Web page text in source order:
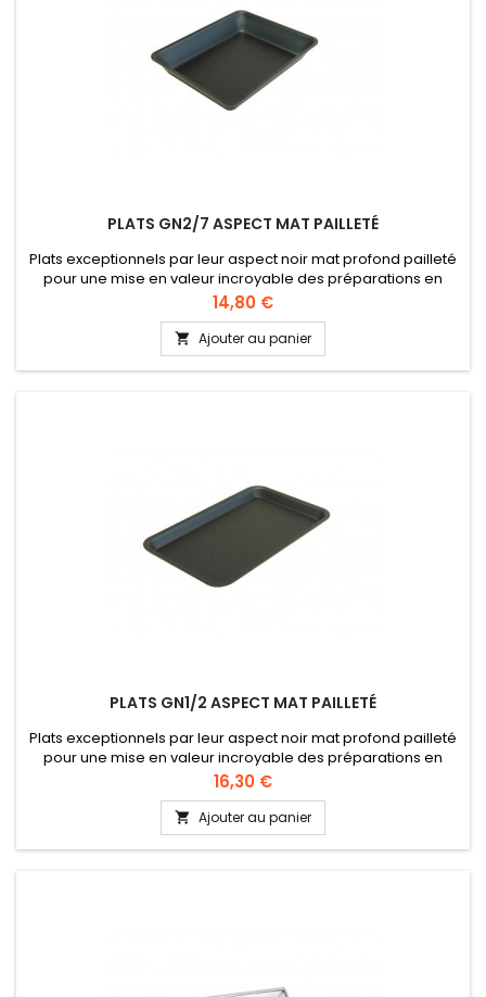
PLATS GN2/7 ASPECT MAT PAILLETÉ
Plats exceptionnels par leur aspect noir mat profond pailleté
pour une mise en valeur incroyable des préparations en
vitrine ou pour des buffets. Idéal pour petits four, pâtisseries,
etc. Dimensions GN2/7 : 265 x 200 mm Hauteur 17 et 40 mm
Prix
14,80 €
 Ajouter au panier
PLATS GN1/2 ASPECT MAT PAILLETÉ
Plats exceptionnels par leur aspect noir mat profond pailleté
pour une mise en valeur incroyable des préparations en
vitrine ou pour des buffets. Idéal pour petits four, pâtisseries,
etc. Dimensions GN1/2 : 265 x 325 mm Hauteur 17 et 50 mm
Prix
16,30 €
 Ajouter au panier